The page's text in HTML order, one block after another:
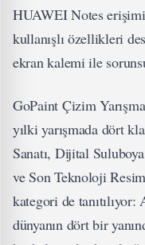
HUAWEI Notes
kullanışlı özellikleri
ekran kalemi ile
GoPaint Çizim
yılki yarışmada dört
Sanatı, Dijital
ve Son Teknoloji
kategori de
dünyanın dört bir